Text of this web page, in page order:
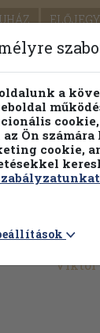
PILLANATNYI
Viktor
a
Ön számára
cookie,